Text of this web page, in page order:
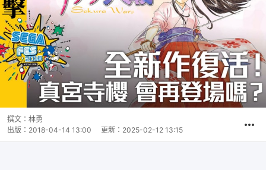
撰文： 林勇
出版： 2018-04-14 13:00 更新： 2025-02-12 13:15